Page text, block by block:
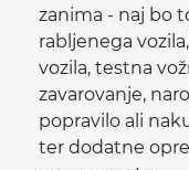
zanima - naj bo
rabljenega
vozila, testna
zavarovanje,
popravilo ali
ter dodatne